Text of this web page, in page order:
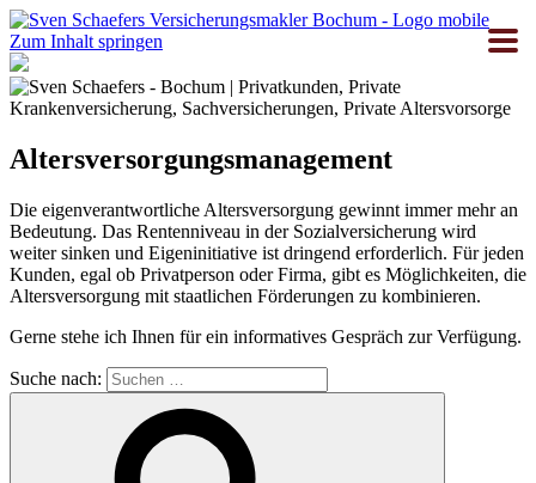
Zum Inhalt springen
Altersversorgungsmanagement
Die eigenverantwortliche Altersversorgung gewinnt immer mehr an
Bedeutung. Das Rentenniveau in der Sozialversicherung wird
weiter sinken und Eigeninitiative ist dringend erforderlich. Für jeden
Kunden, egal ob Privatperson oder Firma, gibt es Möglichkeiten, die
Altersversorgung mit staatlichen Förderungen zu kombinieren.
Gerne stehe ich Ihnen für ein informatives Gespräch zur Verfügung.
Suche nach: